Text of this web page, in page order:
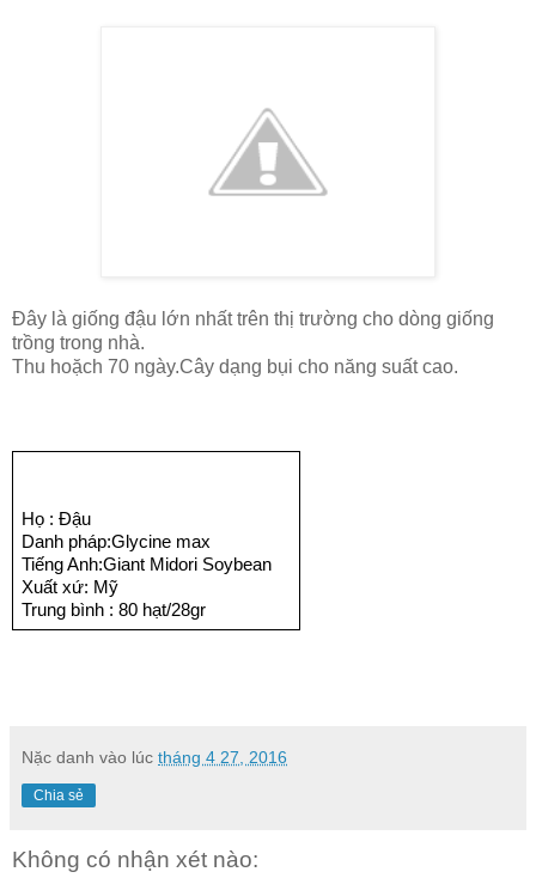
Đây là giống đậu lớn nhất trên thị trường cho dòng giống
trồng trong nhà.
Thu hoặch 70 ngày.Cây dạng bụi cho năng suất cao.
Họ : Đậu
Danh pháp:Glycine max
Tiếng Anh:Giant Midori Soybean
Xuất xứ: Mỹ
Trung bình : 80 hạt/28gr
Nặc danh vào lúc tháng 4 27, 2016
Chia sẻ
Không có nhận xét nào: